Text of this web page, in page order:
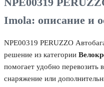
Imola: описание и
NPE00319 PERUZZO
решение из категории
помогает удобно перевозить
снаряжение или